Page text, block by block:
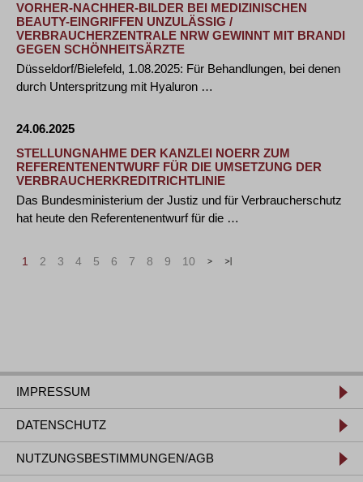
VORHER-NACHHER-BILDER BEI MEDIZINISCHEN
BEAUTY-EINGRIFFEN UNZULÄSSIG /
VERBRAUCHERZENTRALE NRW GEWINNT MIT BRANDI
GEGEN SCHÖNHEITSÄRZTE
Düsseldorf/Bielefeld, 1.08.2025: Für Behandlungen, bei denen
durch Unterspritzung mit Hyaluron …
24.06.2025
STELLUNGNAHME DER KANZLEI NOERR ZUM
REFERENTENENTWURF FÜR DIE UMSETZUNG DER
VERBRAUCHERKREDITRICHTLINIE
Das Bundesministerium der Justiz und für Verbraucherschutz
hat heute den Referentenentwurf für die …
1 2 3 4 5 6 7 8 9 10 > »
IMPRESSUM
DATENSCHUTZ
NUTZUNGSBESTIMMUNGEN/AGB